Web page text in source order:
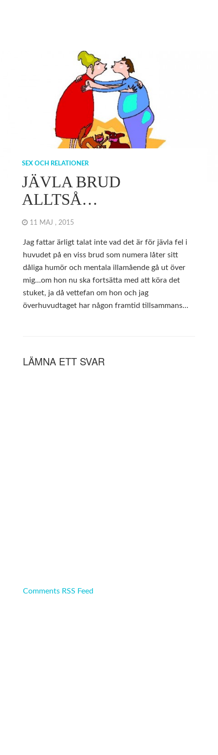
SEX OCH RELATIONER
JÄVLA BRUD
ALLTSÅ…
11 MAJ , 2015
Jag fattar ärligt talat inte vad det är för jävla fel i
huvudet på en viss brud som numera låter sitt
dåliga humör och mentala illamående gå ut över
mig…om hon nu ska fortsätta med att köra det
stuket, ja då vettefan om hon och jag
överhuvudtaget har någon framtid tillsammans…
LÄMNA ETT SVAR
Comments RSS Feed